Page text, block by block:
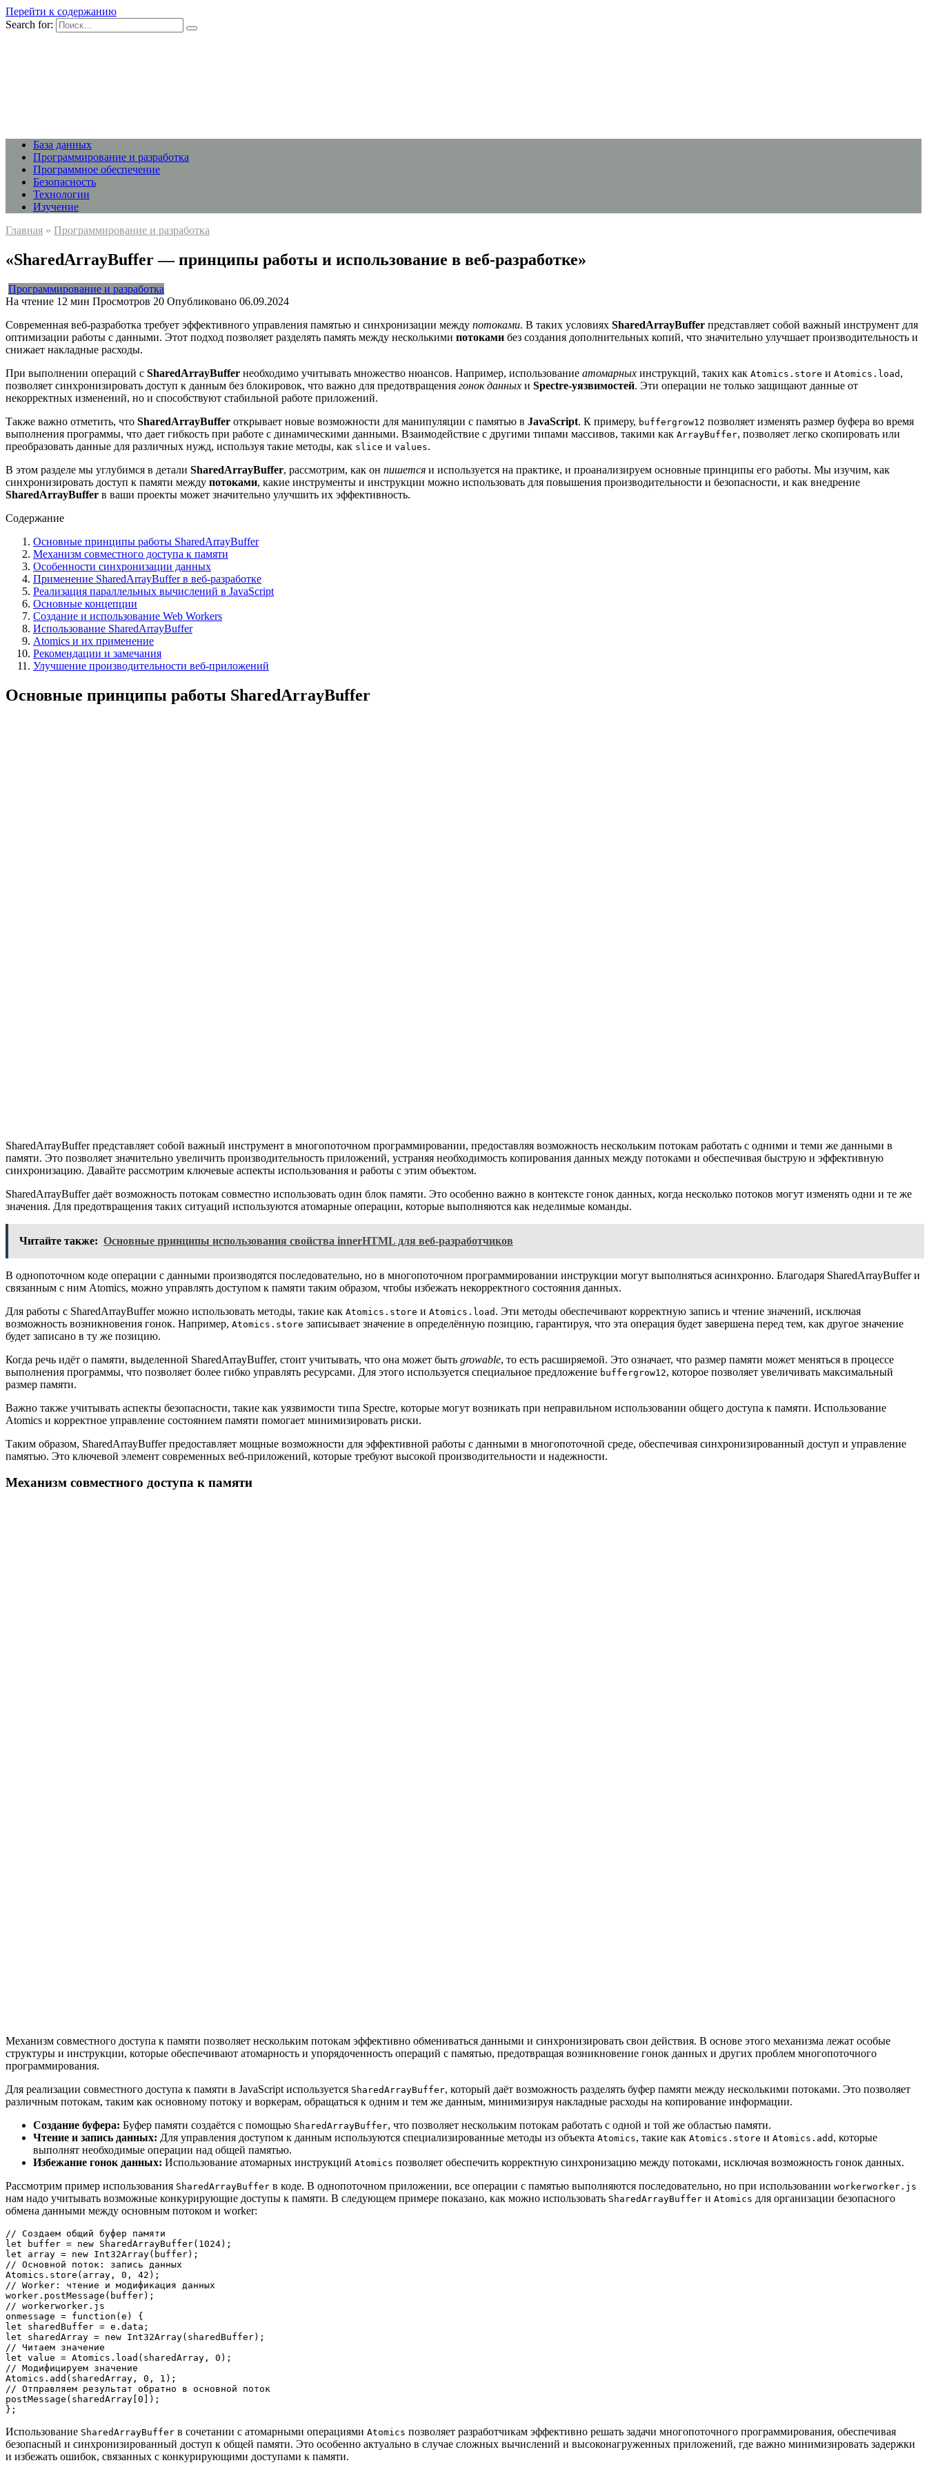
Перейти к содержанию
Search for:
База данных
Программирование и разработка
Программное обеспечение
Безопасность
Технологии
Изучение
Главная » Программирование и разработка
«SharedArrayBuffer — принципы работы и использование в веб-разработке»
Программирование и разработка
На чтение 12 мин Просмотров 20 Опубликовано 06.09.2024
Современная веб-разработка требует эффективного управления памятью и синхронизации между потоками. В таких условиях SharedArrayBuffer представляет собой важный инструмент для
оптимизации работы с данными. Этот подход позволяет разделять память между несколькими потоками без создания дополнительных копий, что значительно улучшает производительность и
снижает накладные расходы.
При выполнении операций с SharedArrayBuffer необходимо учитывать множество нюансов. Например, использование атомарных инструкций, таких как Atomics.store и Atomics.load ,
позволяет синхронизировать доступ к данным без блокировок, что важно для предотвращения гонок данных и Spectre-уязвимостей. Эти операции не только защищают данные от
некорректных изменений, но и способствуют стабильной работе приложений.
Также важно отметить, что SharedArrayBuffer открывает новые возможности для манипуляции с памятью в JavaScript. К примеру, buffergrow12 позволяет изменять размер буфера во время
выполнения программы, что дает гибкость при работе с динамическими данными. Взаимодействие с другими типами массивов, такими как ArrayBuffer, позволяет легко скопировать или
преобразовать данные для различных нужд, используя такие методы, как slice и values.
В этом разделе мы углубимся в детали SharedArrayBuffer, рассмотрим, как он пишется и используется на практике, и проанализируем основные принципы его работы. Мы изучим, как
синхронизировать доступ к памяти между потоками, какие инструменты и инструкции можно использовать для повышения производительности и безопасности, и как внедрение
SharedArrayBuffer в ваши проекты может значительно улучшить их эффективность.
Содержание
Основные принципы работы SharedArrayBuffer
Механизм совместного доступа к памяти
Особенности синхронизации данных
Применение SharedArrayBuffer в веб-разработке
Реализация параллельных вычислений в JavaScript
Основные концепции
Создание и использование Web Workers
Использование SharedArrayBuffer
Atomics и их применение
Рекомендации и замечания
Улучшение производительности веб-приложений
Основные принципы работы SharedArrayBuffer
SharedArrayBuffer представляет собой важный инструмент в многопоточном программировании, предоставляя возможность нескольким потокам работать с одними и теми же данными в
памяти. Это позволяет значительно увеличить производительность приложений, устраняя необходимость копирования данных между потоками и обеспечивая быструю и эффективную
синхронизацию. Давайте рассмотрим ключевые аспекты использования и работы с этим объектом.
SharedArrayBuffer даёт возможность потокам совместно использовать один блок памяти. Это особенно важно в контексте гонок данных, когда несколько потоков могут изменять одни и те же
значения. Для предотвращения таких ситуаций используются атомарные операции, которые выполняются как неделимые команды.
Читайте также: Основные принципы использования свойства innerHTML для веб-разработчиков
В однопоточном коде операции с данными производятся последовательно, но в многопоточном программировании инструкции могут выполняться асинхронно. Благодаря SharedArrayBuffer и
связанным с ним Atomics, можно управлять доступом к памяти таким образом, чтобы избежать некорректного состояния данных.
Для работы с SharedArrayBuffer можно использовать методы, такие как Atomics.store и Atomics.load . Эти методы обеспечивают корректную запись и чтение значений, исключая
возможность возникновения гонок. Например, Atomics.store записывает значение в определённую позицию, гарантируя, что эта операция будет завершена перед тем, как другое значение
будет записано в ту же позицию.
Когда речь идёт о памяти, выделенной SharedArrayBuffer, стоит учитывать, что она может быть growable, то есть расширяемой. Это означает, что размер памяти может меняться в процессе
выполнения программы, что позволяет более гибко управлять ресурсами. Для этого используется специальное предложение buffergrow12, которое позволяет увеличивать максимальный
размер памяти.
Важно также учитывать аспекты безопасности, такие как уязвимости типа Spectre, которые могут возникать при неправильном использовании общего доступа к памяти. Использование
Atomics и корректное управление состоянием памяти помогает минимизировать риски.
Таким образом, SharedArrayBuffer предоставляет мощные возможности для эффективной работы с данными в многопоточной среде, обеспечивая синхронизированный доступ и управление
памятью. Это ключевой элемент современных веб-приложений, которые требуют высокой производительности и надежности.
Механизм совместного доступа к памяти
Механизм совместного доступа к памяти позволяет нескольким потокам эффективно обмениваться данными и синхронизировать свои действия. В основе этого механизма лежат особые
структуры и инструкции, которые обеспечивают атомарность и упорядоченность операций с памятью, предотвращая возникновение гонок данных и других проблем многопоточного
программирования.
Для реализации совместного доступа к памяти в JavaScript используется SharedArrayBuffer, который даёт возможность разделять буфер памяти между несколькими потоками. Это позволяет
различным потокам, таким как основному потоку и воркерам, обращаться к одним и тем же данным, минимизируя накладные расходы на копирование информации.
Создание буфера: Буфер памяти создаётся с помощью SharedArrayBuffer, что позволяет нескольким потокам работать с одной и той же областью памяти.
Чтение и запись данных: Для управления доступом к данным используются специализированные методы из объекта Atomics, такие как Atomics.store и Atomics.add , которые
выполнят необходимые операции над общей памятью.
Избежание гонок данных: Использование атомарных инструкций Atomics позволяет обеспечить корректную синхронизацию между потоками, исключая возможность гонок данных.
Рассмотрим пример использования SharedArrayBuffer в коде. В однопоточном приложении, все операции с памятью выполняются последовательно, но при использовании workerworker.js
нам надо учитывать возможные конкурирующие доступы к памяти. В следующем примере показано, как можно использовать SharedArrayBuffer и Atomics для организации безопасного
обмена данными между основным потоком и worker:
// Создаем общий буфер памяти
let buffer = new SharedArrayBuffer(1024);
let array = new Int32Array(buffer);
// Основной поток: запись данных
Atomics.store(array, 0, 42);
// Worker: чтение и модификация данных
worker.postMessage(buffer);
// workerworker.js
onmessage = function(e) {
let sharedBuffer = e.data;
let sharedArray = new Int32Array(sharedBuffer);
// Читаем значение
let value = Atomics.load(sharedArray, 0);
// Модифицируем значение
Atomics.add(sharedArray, 0, 1);
// Отправляем результат обратно в основной поток
postMessage(sharedArray[0]);
Использование SharedArrayBuffer в сочетании с атомарными операциями Atomics позволяет разработчикам эффективно решать задачи многопоточного программирования, обеспечивая
безопасный и синхронизированный доступ к общей памяти. Это особенно актуально в случае сложных вычислений и высоконагруженных приложений, где важно минимизировать задержки
и избежать ошибок, связанных с конкурирующими доступами к памяти.